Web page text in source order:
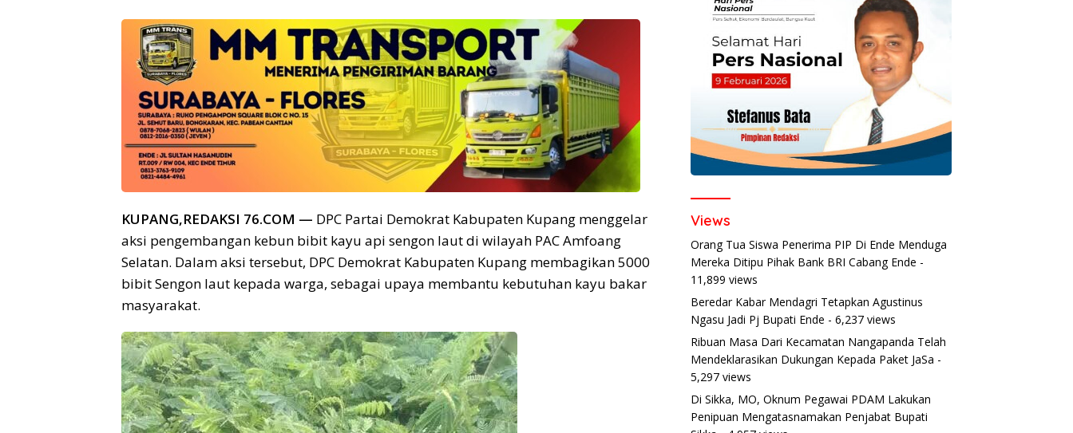
KUPANG,REDAKSI 76.COM — DPC Partai Demokrat Kabupaten Kupang menggelar
aksi pengembangan kebun bibit kayu api sengon laut di wilayah PAC Amfoang
Selatan. Dalam aksi tersebut, DPC Demokrat Kabupaten Kupang membagikan 5000
bibit Sengon laut kepada warga, sebagai upaya membantu kebutuhan kayu bakar
masyarakat.
Views
Orang Tua Siswa Penerima PIP Di Ende Menduga
Mereka Ditipu Pihak Bank BRI Cabang Ende -
11,899 views
Beredar Kabar Mendagri Tetapkan Agustinus
Ngasu Jadi Pj Bupati Ende - 6,237 views
Ribuan Masa Dari Kecamatan Nangapanda Telah
Mendeklarasikan Dukungan Kepada Paket JaSa -
5,297 views
Di Sikka, MO, Oknum Pegawai PDAM Lakukan
Penipuan Mengatasnamakan Penjabat Bupati